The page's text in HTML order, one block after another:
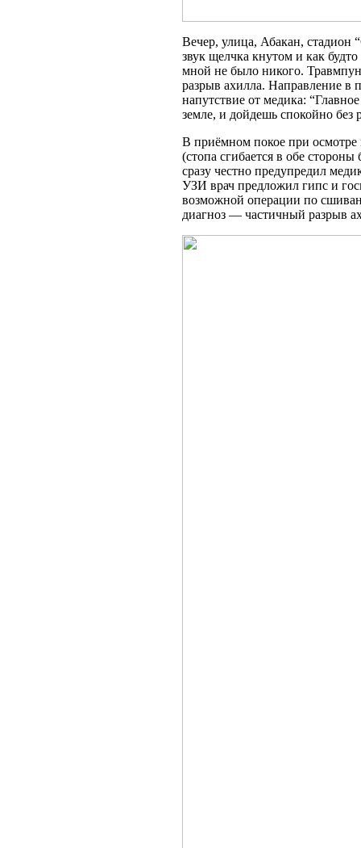
Вечер, улица, Абакан, стадион
звук щелчка кнутом и как
мной не было никого.
разрыв ахилла. Направление
напутствие от медика:
земле, и дойдешь спокойно без
В приёмном покое при осмотре
(стопа сгибается в обе
сразу честно предупредил
УЗИ врач предложил гипс и
возможной операции по
диагноз — частичный разрыв